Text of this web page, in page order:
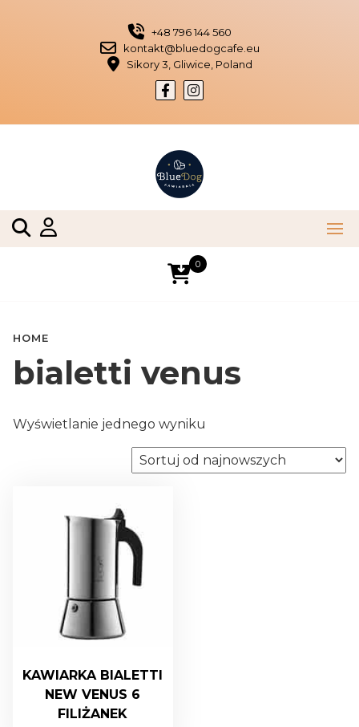
+48 796 144 560
kontakt@bluedogcafe.eu
Sikory 3, Gliwice, Poland
0
HOME
bialetti venus
Wyświetlanie jednego wyniku
KAWIARKA BIALETTI
NEW VENUS 6
FILIŻANEK